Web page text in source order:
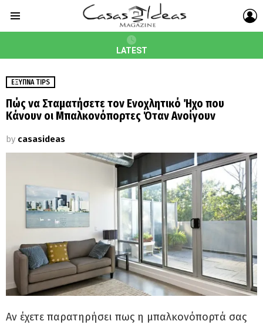
LATEST
ΈΞΥΠΝΑ TIPS
Πώς να Σταματήσετε τον Ενοχλητικό Ήχο που
Κάνουν οι Μπαλκονόπορτες Όταν Ανοίγουν
by casasideas
Αν έχετε παρατηρήσει πως η μπαλκονόπορτά σας